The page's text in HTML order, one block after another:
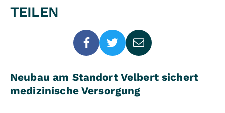
TEILEN
Neubau am Standort Velbert sichert
medizinische Versorgung